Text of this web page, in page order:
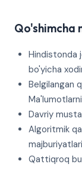
Qo'shimcha
Hindistonda
bo'yicha
Belgilangan
Davriy
Algoritmik
majburiyatlari
Qattiqroq